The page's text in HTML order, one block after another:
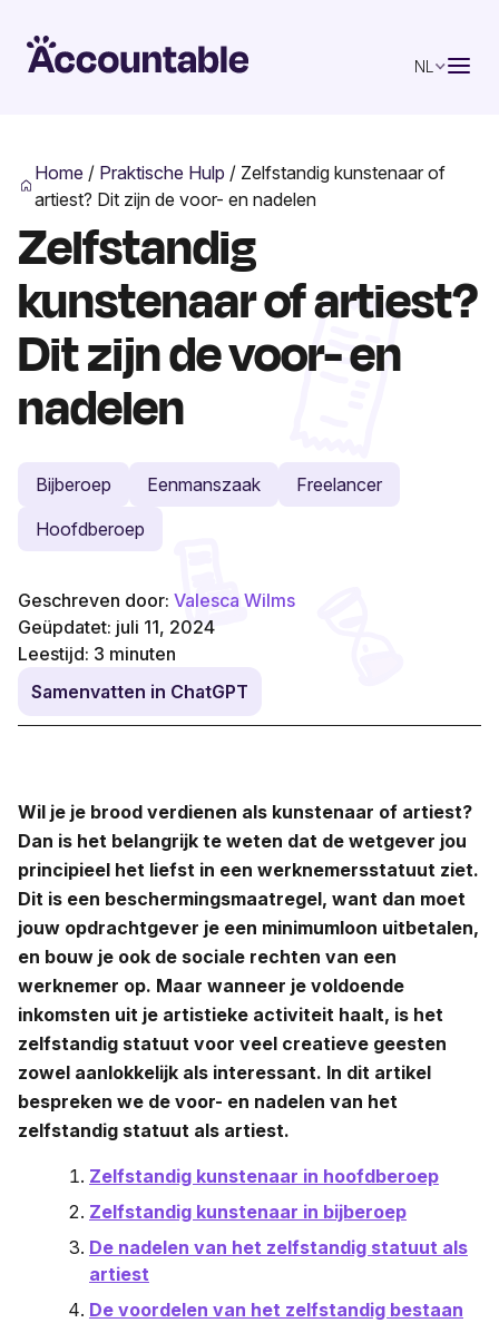
NL
Home / Praktische Hulp / Zelfstandig kunstenaar of
artiest? Dit zijn de voor- en nadelen
Zelfstandig
kunstenaar of artiest?
Dit zijn de voor- en
nadelen
Bijberoep Eenmanszaak
Freelancer
Hoofdberoep
Geschreven door: Valesca Wilms
Geüpdatet: juli 11, 2024
Leestijd: 3 minuten
Samenvatten in ChatGPT
Wil je je brood verdienen als kunstenaar of artiest?
Dan is het belangrijk te weten dat de wetgever jou
principieel het liefst in een werknemersstatuut ziet.
Dit is een beschermingsmaatregel, want dan moet
jouw opdrachtgever je een minimumloon uitbetalen,
en bouw je ook de sociale rechten van een
werknemer op. Maar wanneer je voldoende
inkomsten uit je artistieke activiteit haalt, is het
zelfstandig statuut voor veel creatieve geesten
zowel aanlokkelijk als interessant. In dit artikel
bespreken we de voor- en nadelen van het
zelfstandig statuut als artiest.
Zelfstandig kunstenaar in hoofdberoep
Zelfstandig kunstenaar in bijberoep
De nadelen van het zelfstandig statuut als
artiest
De voordelen van het zelfstandig bestaan